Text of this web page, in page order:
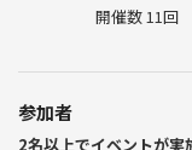
開催数 11回
参加者
2名以上でイベントが実